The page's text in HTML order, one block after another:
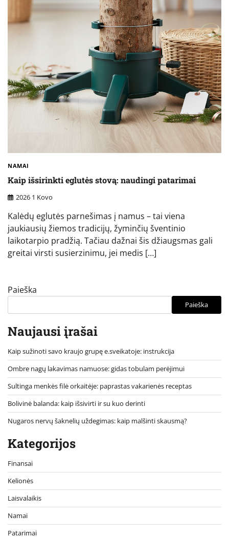
NAMAI
Kaip išsirinkti eglutės stovą: naudingi patarimai
2026 1 Kovo
Kalėdų eglutės parnešimas į namus – tai viena
jaukiausių žiemos tradicijų, žyminčių šventinio
laikotarpio pradžią. Tačiau dažnai šis džiaugsmas gali
greitai virsti susierzinimu, jei medis […]
Paieška
Paieška
Naujausi įrašai
Kaip sužinoti savo kraujo grupę e.sveikatoje: instrukcija
Ombre nagų lakavimas namuose: gidas tobulam perėjimui
Sultinga menkės filė orkaitėje: paprastas vakarienės receptas
Bolivinė balanda: kaip išsivirti ir su kuo derinti
Nugaros nervų šaknelių uždegimas: kaip malšinti skausmą?
Kategorijos
Finansai
Kelionės
Laisvalaikis
Namai
Patarimai